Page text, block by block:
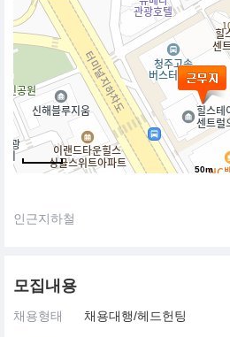
50m
인근지하철
모집내용
채용형태 채용대행/헤드헌팅